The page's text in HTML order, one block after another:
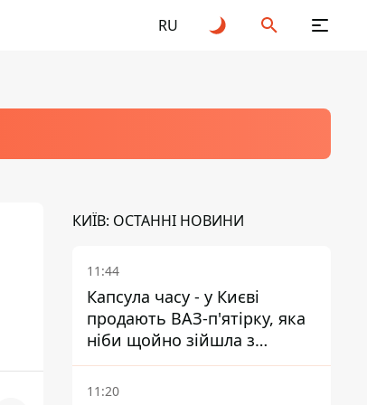
RU
КИЇВ: ОСТАННІ НОВИНИ
11:44
Капсула часу - у Києві
продають ВАЗ-п'ятірку, яка
ніби щойно зійшла з
конвейєра
11:20